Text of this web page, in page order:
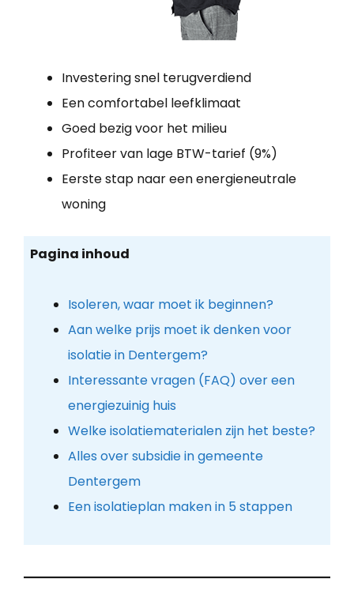
Investering snel terugverdiend
Een comfortabel leefklimaat
Goed bezig voor het milieu
Profiteer van lage BTW-tarief (9%)
Eerste stap naar een energieneutrale
woning
Pagina inhoud
Isoleren, waar moet ik beginnen?
Aan welke prijs moet ik denken voor
isolatie in Dentergem?
Interessante vragen (FAQ) over een
energiezuinig huis
Welke isolatiematerialen zijn het beste?
Alles over subsidie in gemeente
Dentergem
Een isolatieplan maken in 5 stappen